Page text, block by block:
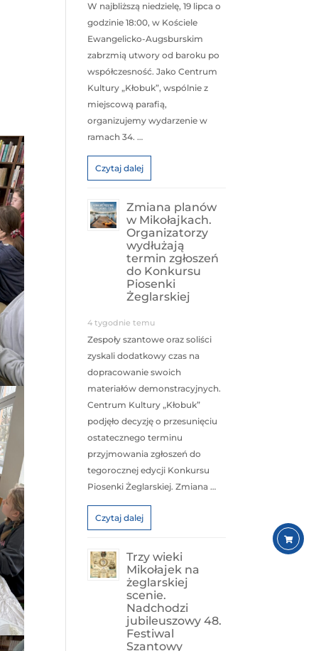
W najbliższą niedzielę, 19 lipca o
godzinie 18:00, w Kościele
Ewangelicko-Augsburskim
zabrzmią utwory od baroku po
współczesność. Jako Centrum
Kultury „Kłobuk”, wspólnie z
miejscową parafią,
organizujemy wydarzenie w
ramach 34. …
Czytaj dalej
Zmiana planów
w Mikołajkach.
Organizatorzy
wydłużają
termin zgłoszeń
do Konkursu
Piosenki
Żeglarskiej
4 tygodnie temu
Zespoły szantowe oraz soliści
zyskali dodatkowy czas na
dopracowanie swoich
materiałów demonstracyjnych.
Centrum Kultury „Kłobuk”
podjęło decyzję o przesunięciu
ostatecznego terminu
przyjmowania zgłoszeń do
tegorocznej edycji Konkursu
Piosenki Żeglarskiej. Zmiana …
Czytaj dalej
Trzy wieki
Mikołajek na
żeglarskiej
scenie.
Nadchodzi
jubileuszowy 48.
Festiwal
Szantowy